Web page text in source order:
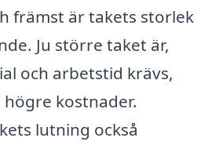
främst är takets storlek
Ju större taket är,
och arbetstid krävs,
kostnader.
lutning också